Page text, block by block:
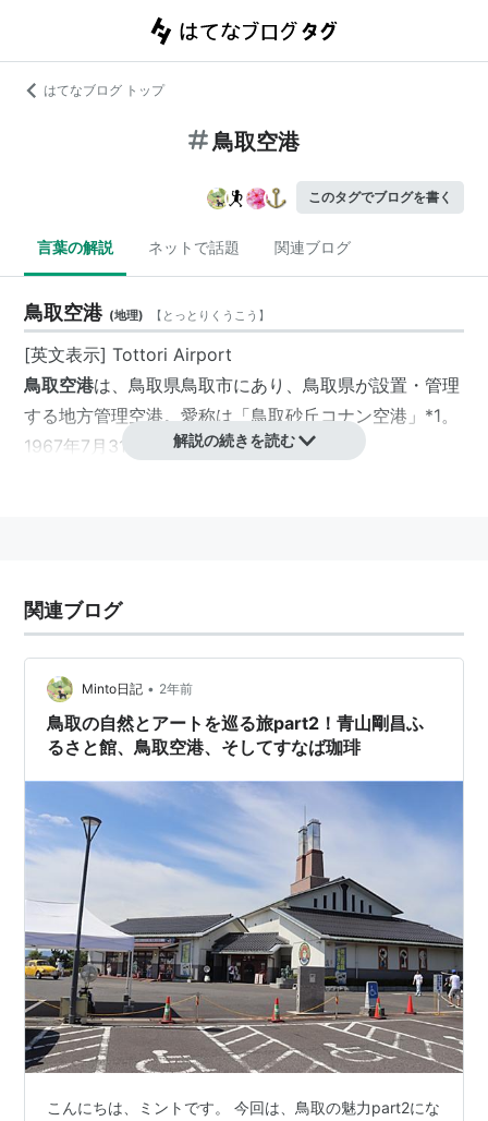
はてなブログ トップ
鳥取空港
このタグでブログを書く
言葉の解説 ネットで話題 関連ブログ
鳥取空港 (地理) 【 とっとりくうこう 】
[英文表示] Tottori Airport
鳥取空港は、鳥取県鳥取市にあり、鳥取県が設置・管理
する地方管理空港。愛称は「鳥取砂丘コナン空港 」 *1。
1967年7月31日開港。
空港データ
IATA 3レターコード
ICAO 4レターコード RJOR
滑走路方向 10/28
滑走路全長×全幅(m) 2,000×45
滑走路面 舗装
リスト::航空・リスト::空港
*1 2015年3月1日より
解説の続きを読む
関連ブログ
Minto日記 • 2年前
鳥取の自然とアートを巡る旅part2！青山剛昌ふ
るさと館、鳥取空港、そしてすなば珈琲
こんにちは、ミントです。 今回は、鳥取の魅力part2にな